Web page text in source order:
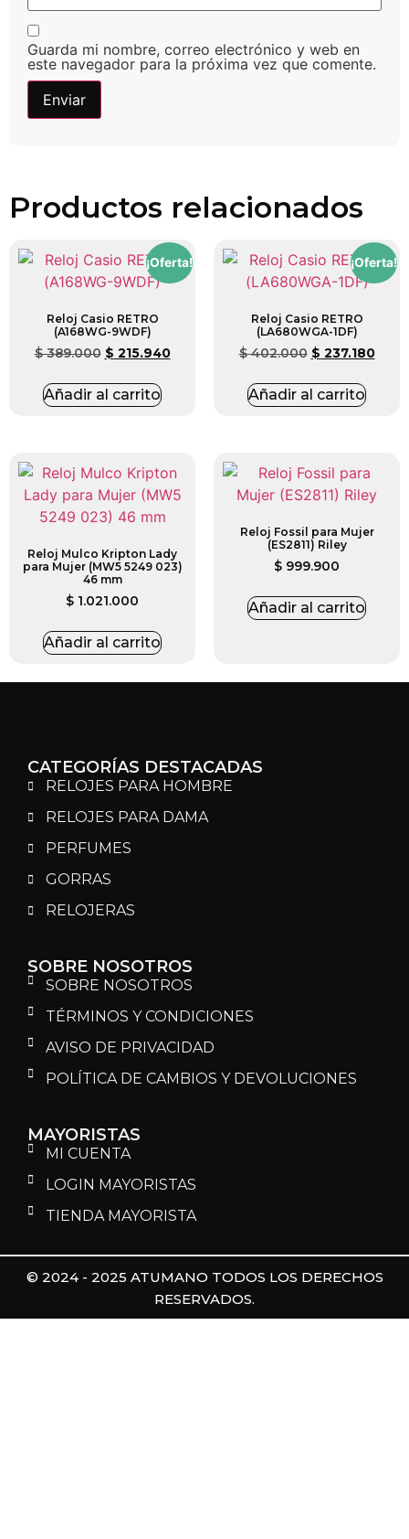
Guarda mi nombre, correo electrónico y web en
este navegador para la próxima vez que comente.
Productos relacionados
¡Oferta!
Reloj Casio RETRO
(A168WG-9WDF)
$389.000 $ 215.940
Añadir al carrito
¡Oferta!
Reloj Casio RETRO
(LA680WGA-1DF)
$402.000 $ 237.180
Añadir al carrito
Reloj Mulco Kripton Lady
para Mujer (MW5 5249 023)
46 mm
$ 1.021.000
Añadir al carrito
Reloj Fossil para Mujer
(ES2811) Riley
$ 999.900
Añadir al carrito
CATEGORÍAS DESTACADAS
RELOJES PARA HOMBRE
RELOJES PARA DAMA
PERFUMES
GORRAS
RELOJERAS
SOBRE NOSOTROS
SOBRE NOSOTROS
TÉRMINOS Y CONDICIONES
AVISO DE PRIVACIDAD
POLÍTICA DE CAMBIOS Y DEVOLUCIONES
MAYORISTAS
MI CUENTA
LOGIN MAYORISTAS
TIENDA MAYORISTA
© 2024 - 2025 ATUMANO TODOS LOS DERECHOS
RESERVADOS.